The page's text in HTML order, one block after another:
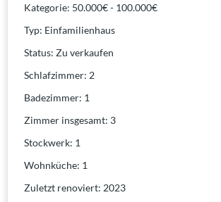
Kategorie: 50.000€ - 100.000€
Typ: Einfamilienhaus
Status: Zu verkaufen
Schlafzimmer: 2
Badezimmer: 1
Zimmer insgesamt: 3
Stockwerk: 1
Wohnküche: 1
Zuletzt renoviert: 2023